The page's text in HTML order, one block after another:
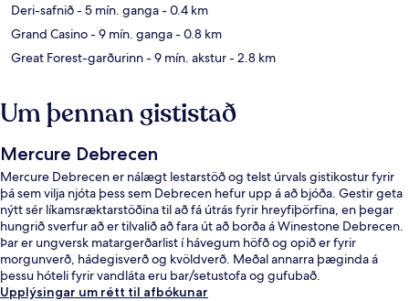
Deri-safnið- 5 mín. ganga- 0.4 km
Grand Casino- 9 mín. ganga- 0.8 km
Great Forest-garðurinn- 9 mín. akstur- 2.8 km
Um þennan gististað
Mercure Debrecen
Mercure Debrecen er nálægt lestarstöð og telst úrvals gistikostur fyrir
þá sem vilja njóta þess sem Debrecen hefur upp á að bjóða. Gestir geta
nýtt sér líkamsræktarstöðina til að fá útrás fyrir hreyfiþörfina, en þegar
hungrið sverfur að er tilvalið að fara út að borða á Winestone Debrecen.
Þar er ungversk matargerðarlist í hávegum höfð og opið er fyrir
morgunverð, hádegisverð og kvöldverð. Meðal annarra þæginda á
þessu hóteli fyrir vandláta eru bar/setustofa og gufubað.
Upplýsingar um rétt til afbókunar